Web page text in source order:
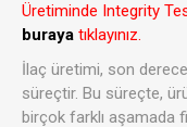
Üretiminde Integrity
buraya tıklayınız.
İlaç üretimi, son
süreçtir. Bu süreçte,
birçok farklı aşamada